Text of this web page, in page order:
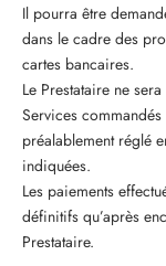
Il pourra être
dans le cadre des
cartes bancaires.
Le Prestataire ne
Services
préalablement réglé
indiquées.
Les paiements
définitifs qu’après
Prestataire.